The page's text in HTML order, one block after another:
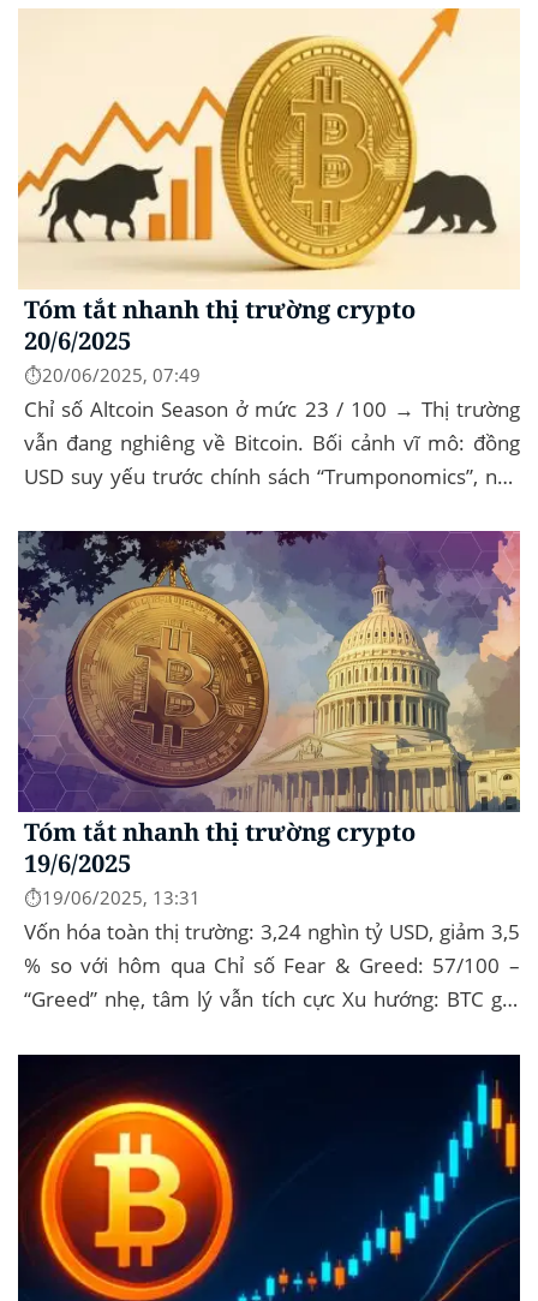
Tóm tắt nhanh thị trường crypto
20/6/2025
⏱️20/06/2025, 07:49
Chỉ số Altcoin Season ở mức 23 / 100 → Thị trường
vẫn đang nghiêng về Bitcoin. Bối cảnh vĩ mô: đồng
USD suy yếu trước chính sách “Trumponomics”, nhà
Tóm tắt nhanh thị trường crypto
19/6/2025
⏱️19/06/2025, 13:31
Vốn hóa toàn thị trường: 3,24 nghìn tỷ USD, giảm 3,5
% so với hôm qua Chỉ số Fear & Greed: 57/100 –
“Greed” nhẹ, tâm lý vẫn tích cực Xu hướng: BTC giữ